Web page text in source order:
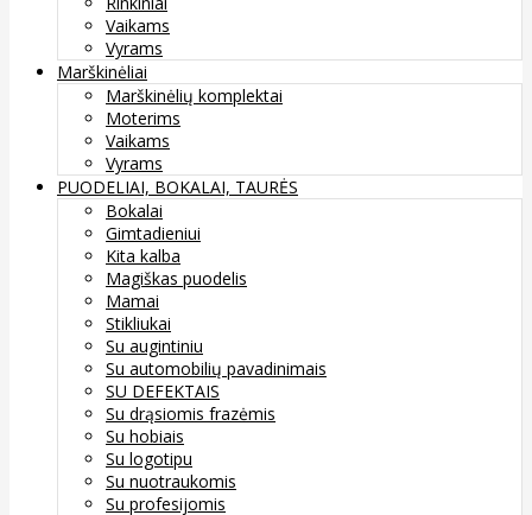
Vaikams
Vyrams
Marškinėliai
Marškinėlių komplektai
Moterims
Vaikams
Vyrams
PUODELIAI, BOKALAI, TAURĖS
Bokalai
Gimtadieniui
Kita kalba
Magiškas puodelis
Mamai
Stikliukai
Su augintiniu
Su automobilių pavadinimais
SU DEFEKTAIS
Su drąsiomis frazėmis
Su hobiais
Su logotipu
Su nuotraukomis
Su profesijomis